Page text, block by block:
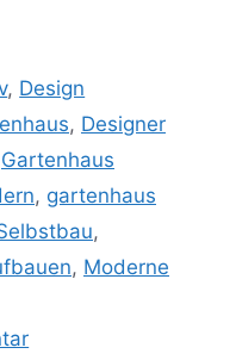
, Design
, Designer
Gartenhaus
, gartenhaus
,
, Moderne